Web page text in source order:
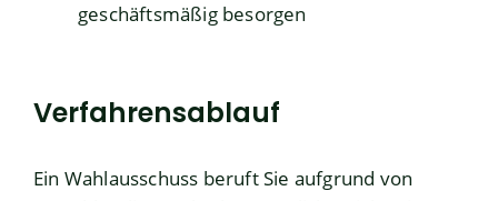
geschäftsmäßig besorgen
Verfahrensablauf
Ein Wahlausschuss beruft Sie aufgrund von